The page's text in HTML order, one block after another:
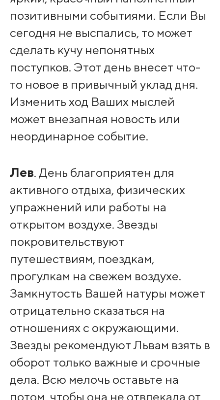
позитивными событиями. Если Вы
сегодня не выспались, то может
сделать кучу непонятных
поступков. Этот день внесет что-
то новое в привычный уклад дня.
Изменить ход Ваших мыслей
может внезапная новость или
неординарное событие.
Лев. День благоприятен для
активного отдыха, физических
упражнений или работы на
открытом воздухе. Звезды
покровительствуют
путешествиям, поездкам,
прогулкам на свежем воздухе.
Замкнутость Вашей натуры может
отрицательно сказаться на
отношениях с окружающими.
Звезды рекомендуют Львам взять в
оборот только важные и срочные
дела. Всю мелочь оставьте на
потом, чтобы она не отвлекала от